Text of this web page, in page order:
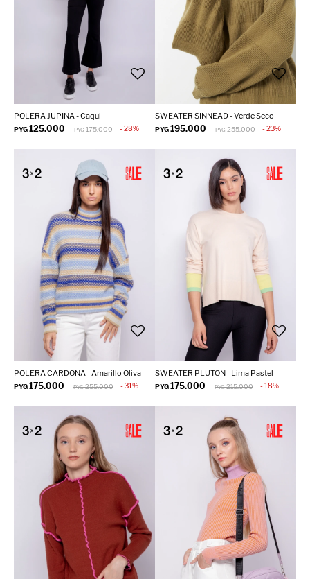
POLERA JUPINA - Caqui
PYG125.000 PYG 175.000 28
SWEATER SINNEAD - Verde Seco
PYG195.000 PYG 255.000 23
POLERA CARDONA - Amarillo Oliva
PYG175.000 PYG 255.000 31
SWEATER PLUTON - Lima Pastel
PYG175.000 PYG 215.000 18